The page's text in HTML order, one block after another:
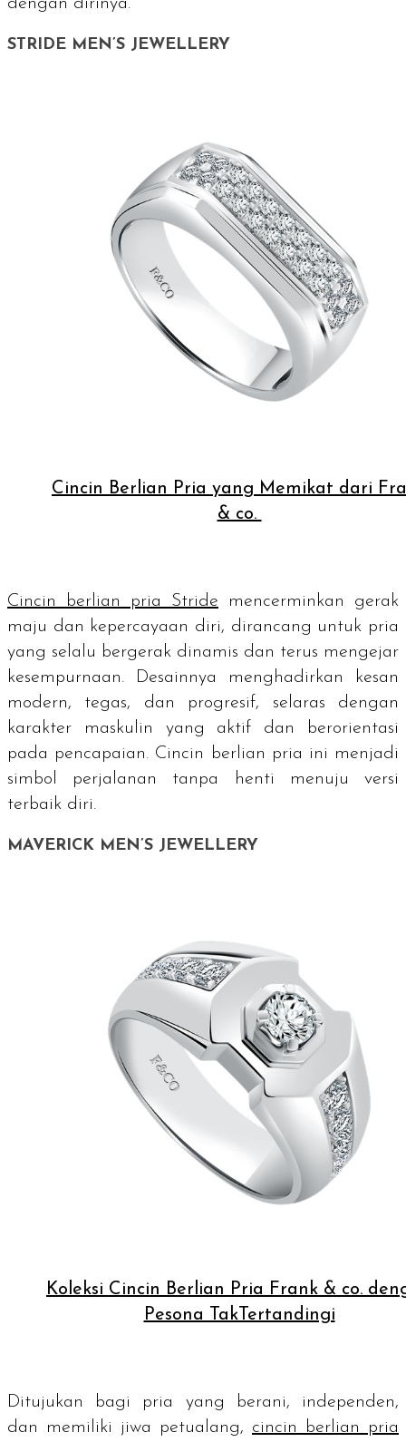
STRIDE MEN’S JEWELLERY
Cincin Berlian Pria yang Memikat dari
& co.
Cincin berlian pria Stride mencerminkan gerak
maju dan kepercayaan diri, dirancang untuk pria
yang selalu bergerak dinamis dan terus mengejar
kesempurnaan. Desainnya menghadirkan kesan
modern, tegas, dan progresif, selaras dengan
karakter maskulin yang aktif dan berorientasi
pada pencapaian. Cincin berlian pria ini menjadi
simbol perjalanan tanpa henti menuju versi
terbaik diri.
MAVERICK MEN’S JEWELLERY
Koleksi Cincin Berlian Pria Frank & co.
Pesona TakTertandingi
Ditujukan bagi pria yang berani, independen,
dan memiliki jiwa petualang, cincin berlian pria